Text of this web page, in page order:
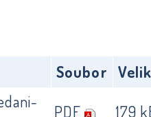
Soubor
PDF 179